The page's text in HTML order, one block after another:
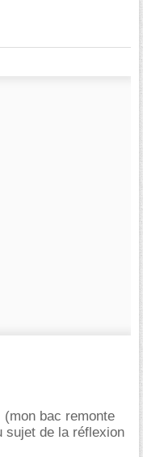
bac remonte
sujet de la réflexion